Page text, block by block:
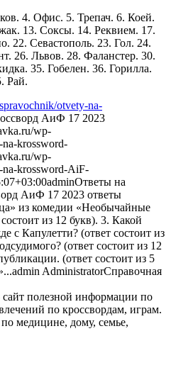
4. Офис. 5. Трепач. 6. Коей.
13. Соксы. 14. Реквием. 17.
22. Севастополь. 23. Гол. 24.
26. Львов. 28. Фаланстер. 30.
35. Гобелен. 36. Горилла.
Рай.
otvety-na-
АиФ 17 2023
wp-
krossword-
wp-
na-krossword-AiF-
adminОтветы на
АиФ 17 2023 ответы
из комедии «Необычайные
из 12 букв). 3. Какой
с Капулетти? (ответ состоит из
(ответ состоит из 12
(ответ состоит из 5
admin AdministratorСправочная